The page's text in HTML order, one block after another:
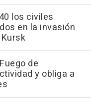
los civiles
en la invasión
de
y obliga a